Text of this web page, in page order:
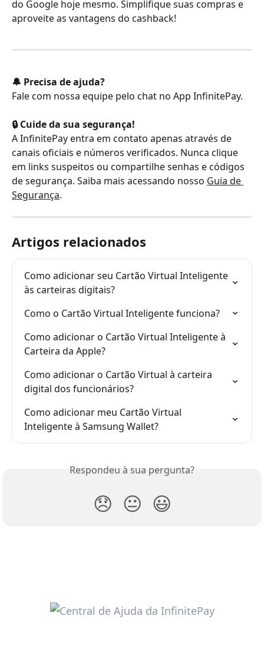
do Google hoje mesmo. Simplifique suas compras e
aproveite as vantagens do cashback!
🔔 Precisa de ajuda?
Fale com nossa equipe pelo chat no App InfinitePay.
🔒 Cuide da sua segurança!
A InfinitePay entra em contato apenas através de
canais oficiais e números verificados. Nunca clique
em links suspeitos ou compartilhe senhas e códigos
de segurança. Saiba mais acessando nosso Guia de
Segurança.
Artigos relacionados
Como adicionar seu Cartão Virtual Inteligente
às carteiras digitais?
Como o Cartão Virtual Inteligente funciona?
Como adicionar o Cartão Virtual Inteligente à
Carteira da Apple?
Como adicionar o Cartão Virtual à carteira
digital dos funcionários?
Como adicionar meu Cartão Virtual
Inteligente à Samsung Wallet?
Respondeu à sua pergunta?
😞 😐 😃